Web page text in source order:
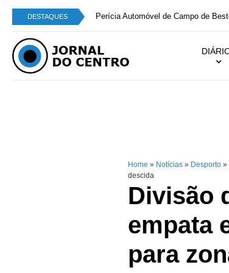
DESTAQUES Perícia Automóvel de Campo de
Home » Notícias » Desporto »
descida
Divisão
empata
para